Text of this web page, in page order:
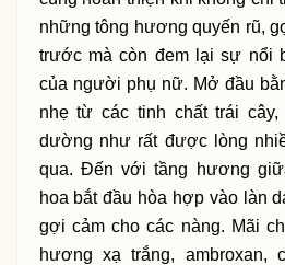
những tông hương quyến rũ,
trước mà còn đem lại sự nổi
của người phụ nữ. Mở đầu
nhẹ từ các tinh chất trái cây,
dường như rất được lòng
qua. Đến với tầng hương
hoa bắt đầu hòa hợp vào làn
gợi cảm cho các nàng. Mãi
hương xạ trắng, ambroxan,